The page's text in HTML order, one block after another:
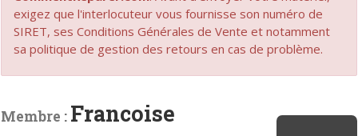
exigez que l'interlocuteur vous fournisse son numéro de
SIRET, ses Conditions Générales de Vente et notamment
sa politique de gestion des retours en cas de problème.
Membre : Francoise